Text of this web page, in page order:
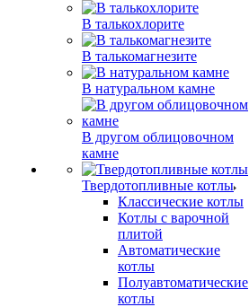
В талькохлорите
В талькомагнезите
В натуральном камне
В другом облицовочном
камне
Твердотопливные котлы
Классические котлы
Котлы с варочной
плитой
Автоматические
котлы
Полуавтоматические
котлы